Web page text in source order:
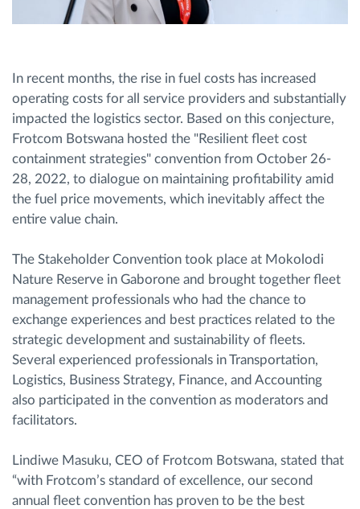
In recent months, the rise in fuel costs has increased
operating costs for all service providers and substantially
impacted the logistics sector. Based on this conjecture,
Frotcom Botswana hosted the "Resilient fleet cost
containment strategies" convention from October 26-
28, 2022, to dialogue on maintaining profitability amid
the fuel price movements, which inevitably affect the
entire value chain.
The Stakeholder Convention took place at Mokolodi
Nature Reserve in Gaborone and brought together fleet
management professionals who had the chance to
exchange experiences and best practices related to the
strategic development and sustainability of fleets.
Several experienced professionals in Transportation,
Logistics, Business Strategy, Finance, and Accounting
also participated in the convention as moderators and
facilitators.
Lindiwe Masuku, CEO of Frotcom Botswana, stated that
“with Frotcom’s standard of excellence, our second
annual fleet convention has proven to be the best